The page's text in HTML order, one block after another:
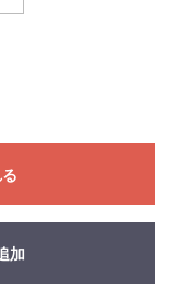
加